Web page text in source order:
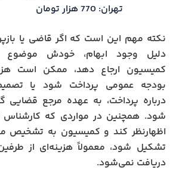
تهران: 770 هزار تومان
نکته مهم این است که اگر قاضی یا
دلیل وجود ابهام، خودش موضوع
کمیسیون ارجاع دهد، ممکن است
بودجه عمومی پرداخت شود یا
درباره پرداخت، به عهده مرجع قضایی
شود. همچنین در مواردی که کارشناس
اظهارنظر کند و کمیسیون به تشخیص
تشکیل شود، معمولاً هزینه‌ای از
دریافت نمی‌شود.